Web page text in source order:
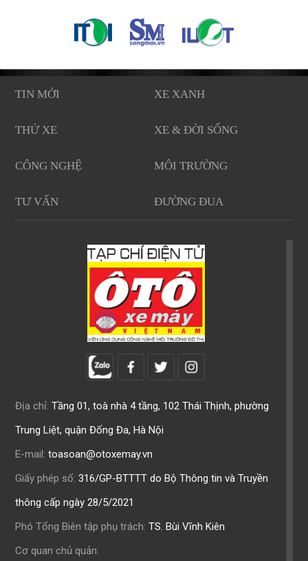
TIN MỚI XE XANH
THỬ XE XE & ĐỜI SỐNG
CÔNG NGHỆ MÔI TRƯỜNG
TƯ VẤN ĐƯỜNG ĐUA
Địa chỉ: Tầng 01, toà nhà 4 tầng, 102 Thái Thịnh, phường
Trung Liệt, quận Đống Đa, Hà Nội
E-mail: toasoan@otoxemay.vn
Giấy phép số: 316/GP-BTTTT do Bộ Thông tin và Truyền
thông cấp ngày 28/5/2021
Phó Tổng Biên tập phụ trách: TS. Bùi Vĩnh Kiên
Cơ quan chủ quản: